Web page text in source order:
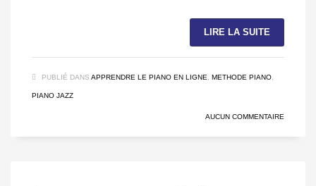
LIRE LA SUITE
PUBLIÉ DANS APPRENDRE LE PIANO EN LIGNE METHODE PIANO
PIANO JAZZ
AUCUN COMMENTAIRE